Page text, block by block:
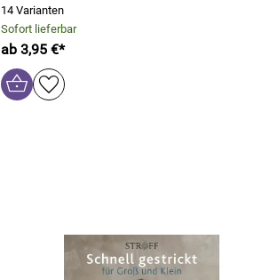
14 Varianten
Sofort lieferbar
ab 3,95 €*